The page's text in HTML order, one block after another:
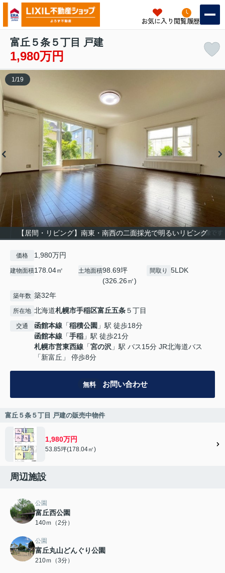
お気に入り 閲覧履歴
富丘５条５丁目 戸建
1,980万円
【居間・リビング】南東・南西の二面採光で明るいリビング
1/19
価格 1,980万円
建物面積178.04㎡ 土地面積98.69坪
(326.26㎡)
間取り 5LDK
築年数 築32年
所在地 北海道札幌市手稲区富丘五条５丁目
交通 函館本線 「稲積公園 」駅 徒歩18分
函館本線 「手稲 」駅 徒歩21分
札幌市営東西線 「宮の沢 」駅 バス15分 JR北海道バス
「新富丘」 停歩8分
無料 お問い合わせ
富丘５条５丁目 戸建の販売中物件
1,980万円
53.85坪(178.04㎡)
周辺施設
公園
富丘西公園
140ｍ（2分）
公園
富丘丸山どんぐり公園
210ｍ（3分）